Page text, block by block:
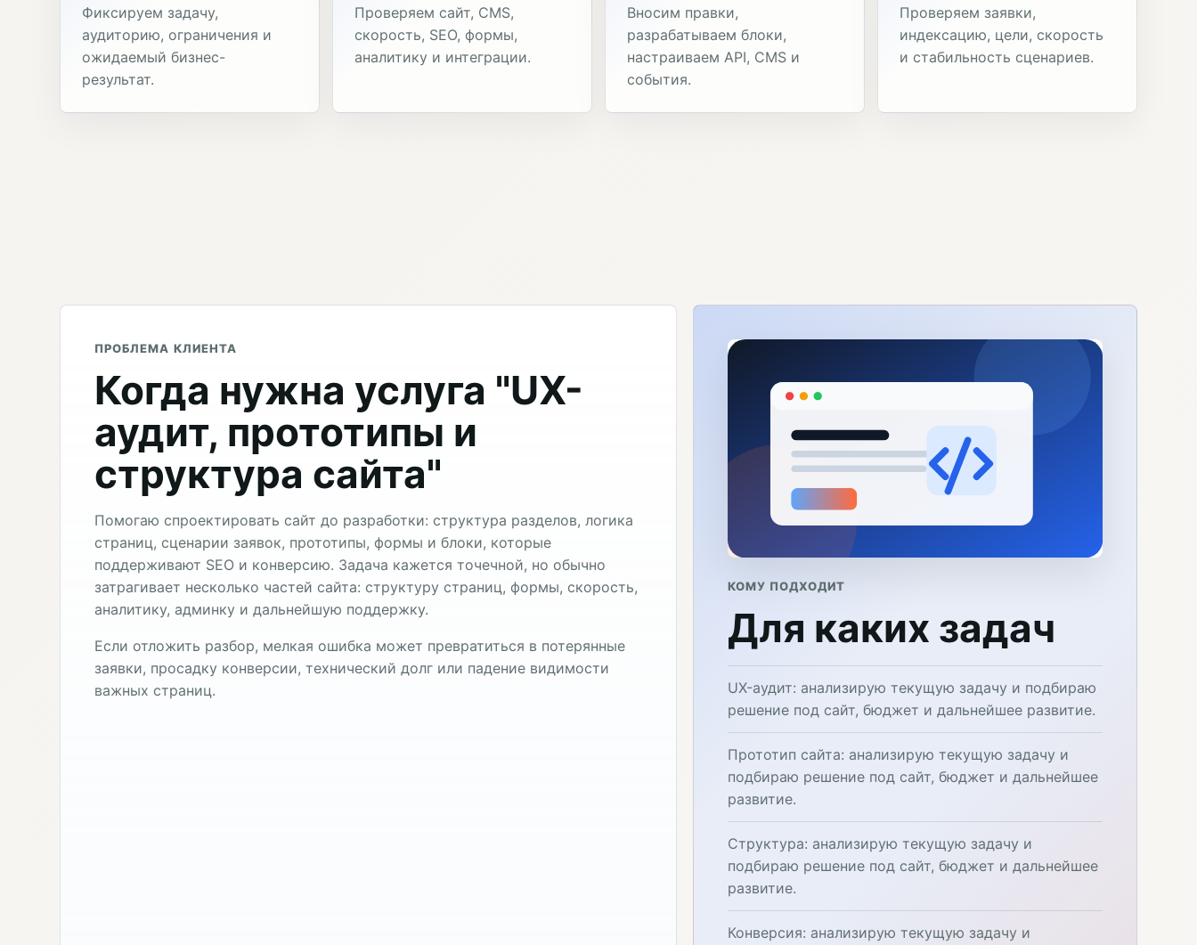
Фиксируем задачу,
аудиторию, ограничения и
ожидаемый бизнес-
результат.
Проверяем сайт, CMS,
скорость, SEO, формы,
аналитику и интеграции.
Вносим правки,
разрабатываем блоки,
настраиваем API, CMS и
события.
Проверяем заявки,
индексацию, цели, скорость
и стабильность сценариев.
ПРОБЛЕМА КЛИЕНТА
Когда нужна услуга "UX-
аудит, прототипы и
структура сайта"
Помогаю спроектировать сайт до разработки: структура разделов, логика
страниц, сценарии заявок, прототипы, формы и блоки, которые
поддерживают SEO и конверсию. Задача кажется точечной, но обычно
затрагивает несколько частей сайта: структуру страниц, формы, скорость,
аналитику, админку и дальнейшую поддержку.
Если отложить разбор, мелкая ошибка может превратиться в потерянные
заявки, просадку конверсии, технический долг или падение видимости
важных страниц.
КОМУ ПОДХОДИТ
Для каких задач
UX-аудит: анализирую текущую задачу и подбираю
решение под сайт, бюджет и дальнейшее развитие.
Прототип сайта: анализирую текущую задачу и
подбираю решение под сайт, бюджет и дальнейшее
развитие.
Структура: анализирую текущую задачу и
подбираю решение под сайт, бюджет и дальнейшее
развитие.
Конверсия: анализирую текущую задачу и